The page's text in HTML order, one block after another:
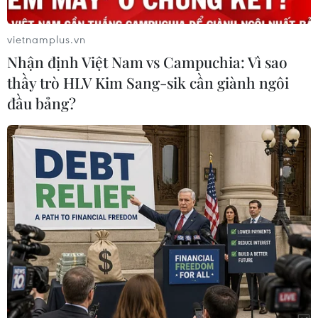
Nexus 7 và Kindle Fire.
Tuy nhiên, thực tế “cháy hàng” ở trên đang cho
thấy “Quả táo” vẫn đang giànhđược cảm tình
lớn từ cộng đồng người tiêu dùng./.
Văn Hưng (Vietnam+)
vietnamplus.vn
Nhận định Việt Nam vs Campuchia: Vì sao
thầy trò HLV Kim Sang-sik cần giành ngôi
đầu bảng?